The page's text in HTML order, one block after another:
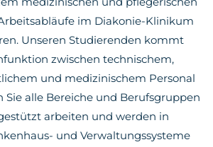
im Diakonie-Klinikum
Unseren Studierenden kommt
zwischen technischem,
und medizinischem Personal
Sie alle Bereiche und Berufsgruppen
arbeiten und werden in
und Verwaltungssysteme